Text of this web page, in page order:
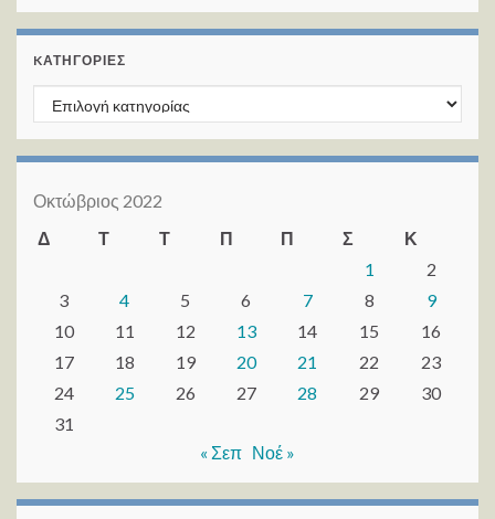
KΑΤΗΓΟΡΊΕΣ
Kατηγορίες
Οκτώβριος 2022
Δ
Τ Τ Π Π Σ
Κ
1
2
3
4 5 6 7 8
9
10
11 12 13 14 15
16
17
18 19 20 21 22
23
24
25 26 27 28 29
30
31
« Σεπ Νοέ »